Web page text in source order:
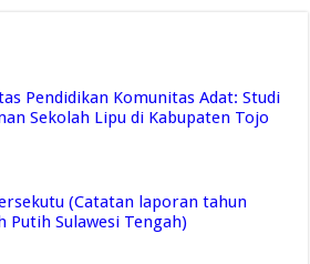
Pendidikan Komunitas Adat: Studi
Sekolah Lipu di Kabupaten Tojo
(Catatan laporan tahun
Putih Sulawesi Tengah)